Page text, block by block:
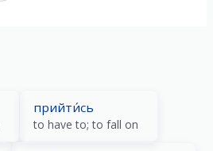
прийти́сь
to have to; to fall on